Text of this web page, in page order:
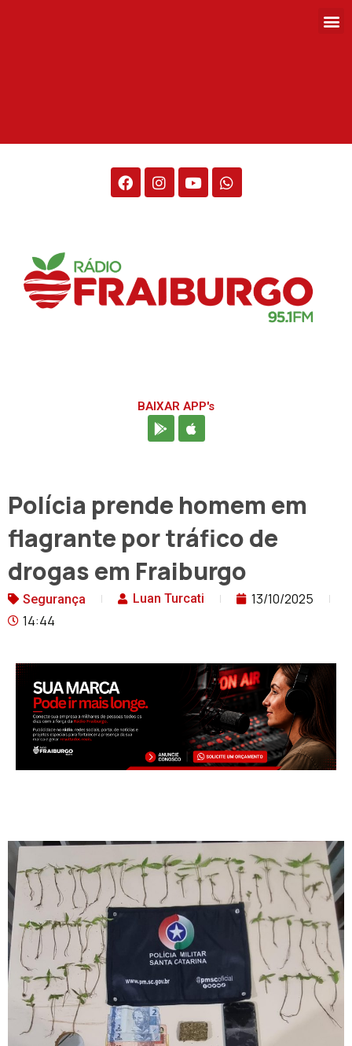
BAIXAR APP's
Polícia prende homem em
flagrante por tráfico de
drogas em Fraiburgo
Segurança Luan Turcati
13/10/2025
14:44